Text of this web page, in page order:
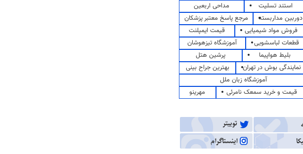
استند تسلیت
مداحی اربعین
دوربین مداربسته
مرجع پاسخ معتبر پزشکان
فروش مواد شیمیایی
قیمت ایمپلنت
قطعات لباسشویی
آموزشگاه تیزهوشان
بلیط هواپیما
پرشین هتل
نمایندگی بوش در تهران
بهترین جراح بینی
آموزشگاه زبان ملل
قیمت و خرید سمعک نامرئی
مهرینو